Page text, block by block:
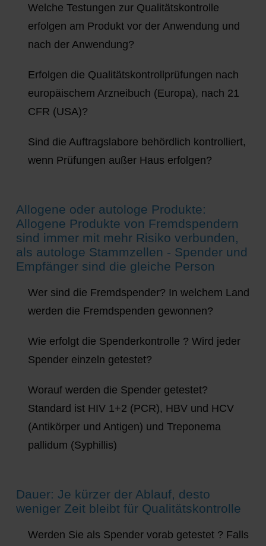
Welche Testungen zur Qualitätskontrolle
erfolgen am Produkt vor der Anwendung und
nach der Anwendung?
Erfolgen die Qualitätskontrollprüfungen nach
europäischem Arzneibuch (Europa), nach 21
CFR (USA)?
Sind die Auftragslabore behördlich kontrolliert,
wenn Prüfungen außer Haus erfolgen?
Allogene oder autologe Produkte:
Allogene Produkte von Fremdspendern
sind immer mit mehr Risiko verbunden,
als autologe Stammzellen - Spender und
Empfänger sind die gleiche Person
Wer sind die Fremdspender? In welchem Land
werden die Fremdspenden gewonnen?
Wie erfolgt die Spenderkontrolle ? Wird jeder
Spender einzeln getestet?
Worauf werden die Spender getestet?
Standard ist HIV 1+2 (PCR), HBV und HCV
(Antikörper und Antigen) und Treponema
pallidum (Syphillis)
Dauer: Je kürzer der Ablauf, desto
weniger Zeit bleibt für Qualitätskontrolle
Werden Sie als Spender vorab getestet ? Falls